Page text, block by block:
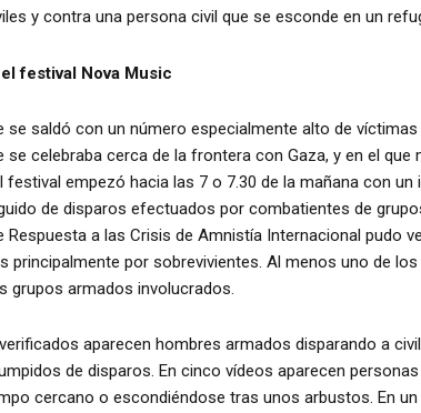
y contra una persona civil que se esconde en un
festival Nova Music
se saldó con un número especialmente alto de
se celebraba cerca de la frontera con Gaza, y en el que
festival empezó hacia las 7 o 7.30 de la mañana con
de disparos efectuados por combatientes de
Respuesta a las Crisis de Amnistía Internacional pudo
principalmente por sobrevivientes. Al menos uno de
grupos armados involucrados.
aparecen hombres armados disparando a
de disparos. En cinco vídeos aparecen
cercano o escondiéndose tras unos arbustos. En